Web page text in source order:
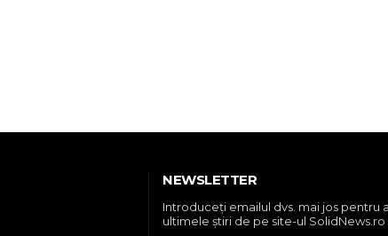
NEWSLETTER
Introduceţi emailul dvs. mai jos pentru
ultimele ştiri de pe site-ul SolidNews.ro